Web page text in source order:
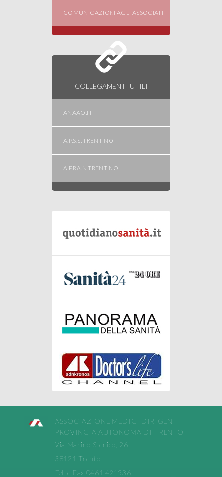
COMUNICAZIONI AGLI ASSOCIATI
COLLEGAMENTI UTILI
ANAAO.IT
A.P.S.S. TRENTINO
A.P.RA.N TRENTINO
ASSOCIAZIONE MEDICI DIRIGENTI
PROVINCIA AUTONOMA DI TRENTO
Via Marino Stenico, 26
38121 Trento
Tel. e Fax 0461 421536